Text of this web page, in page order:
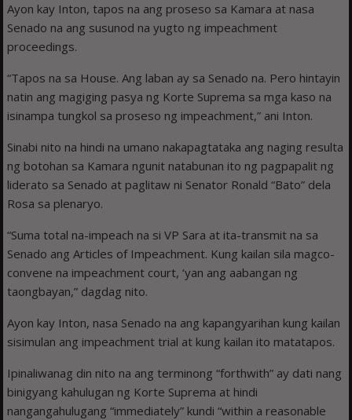
Ayon kay Inton, tapos na ang proseso sa Kamara at nasa
Senado na ang susunod na yugto ng impeachment
proceedings.
“Tapos na sa House. Ang laban ay sa Senado na. Pero hintayin
natin ang magiging pasya ng Korte Suprema sa mga kaso na
isinampa tungkol sa proseso ng impeachment,” ani Inton.
Sinabi nito na hindi na umano nakapagtataka ang naging resulta
ng botohan sa Kamara ngunit natabunan ito ng pagpapalit ng
liderato sa Senado at paglitaw ni Senator Ronald “Bato” dela
Rosa sa plenaryo.
“Suma total na-impeach na si VP Sara at ita-transmit na sa
Senado ang Articles of Impeachment. Kung kailan sila magco-
convene na impeachment court, ‘yan ang aabangan ng
taongbayan,” dagdag nito.
Ayon kay Inton, nasa Senado na ang kapangyarihan kung kailan
sisimulan ang impeachment trial at kung kailan ito matatapos.
Ipinaliwanag din nito na ang terminong “forthwith” ay dati nang
binigyang kahulugan ng Korte Suprema at hindi
nangangahulugang “immediately” kundi “within a reasonable